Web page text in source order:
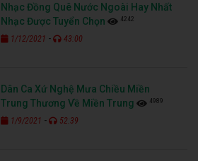
Nhạc Đồng Quê Nước Ngoài Hay Nhất
Nhạc Được Tuyển Chọn
4242
1/12/2021 - 43:00
Dân Ca Xứ Nghệ Mưa Chiều Miền
Trung Thương Về Miền Trung
4989
1/9/2021 - 52:39